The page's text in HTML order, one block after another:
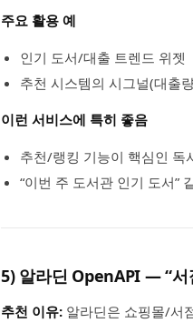
주요 활용 예
인기 도서/대출 트렌드 위젯
추천 시스템의 시그널(대출
이런 서비스에 특히 좋음
추천/랭킹 기능이 핵심인 독
“이번 주 도서관 인기 도서”
5) 알라딘 OpenAPI — “서
추천 이유: 알라딘은 쇼핑몰/서